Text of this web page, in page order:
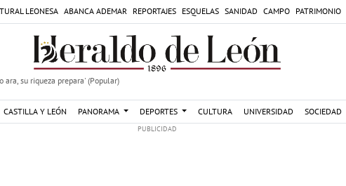
LEONESA ABANCA ADEMAR REPORTAJES ESQUELAS SANIDAD CAMPO PATRIMONIO
ara, su riqueza prepara' (Popular)
CASTILLA Y LEÓN PANORAMA DEPORTES CULTURA UNIVERSIDAD SOCIEDAD